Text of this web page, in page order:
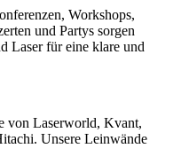
Workshops,
und Partys sorgen
Laser für eine klare und
von Laserworld, Kvant,
Unsere Leinwände